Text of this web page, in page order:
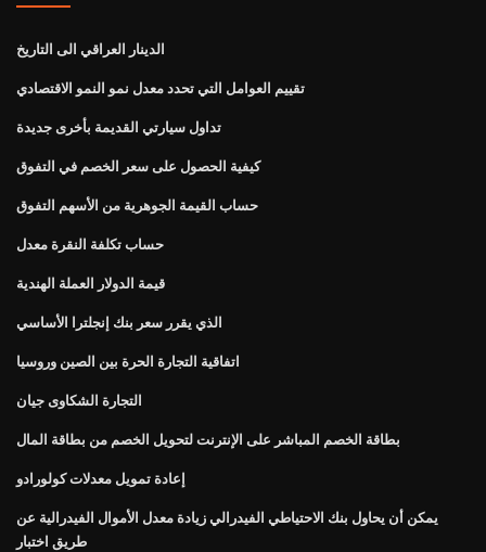
الدينار العراقي الى التاريخ
تقييم العوامل التي تحدد معدل نمو النمو الاقتصادي
تداول سيارتي القديمة بأخرى جديدة
كيفية الحصول على سعر الخصم في التفوق
حساب القيمة الجوهرية من الأسهم التفوق
حساب تكلفة النقرة معدل
قيمة الدولار العملة الهندية
الذي يقرر سعر بنك إنجلترا الأساسي
اتفاقية التجارة الحرة بين الصين وروسيا
التجارة الشكاوى جيان
بطاقة الخصم المباشر على الإنترنت لتحويل الخصم من بطاقة المال
إعادة تمويل معدلات كولورادو
يمكن أن يحاول بنك الاحتياطي الفيدرالي زيادة معدل الأموال الفيدرالية عن
طريق اختبار